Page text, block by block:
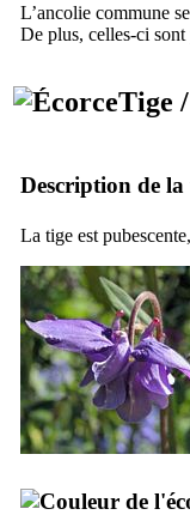
L’ancolie commune
De plus, celles-ci sont
Tige
Description de la
La tige est